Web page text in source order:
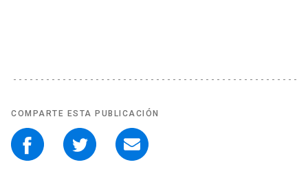
COMPARTE ESTA PUBLICACIÓN